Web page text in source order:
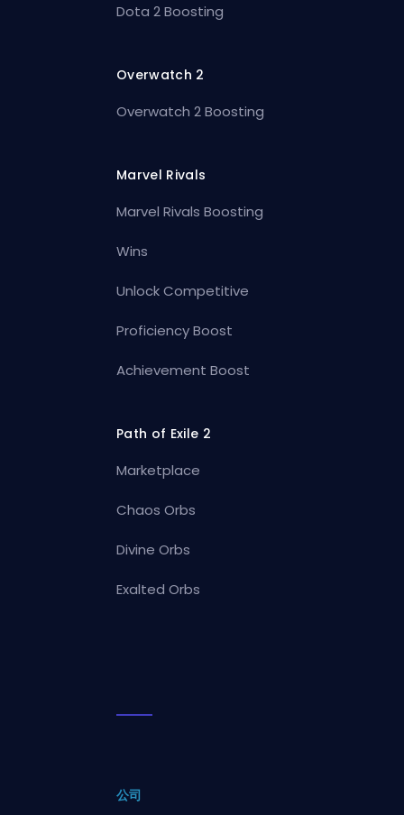
Dota 2 Boosting
Overwatch 2
Overwatch 2 Boosting
Marvel Rivals
Marvel Rivals Boosting
Wins
Unlock Competitive
Proficiency Boost
Achievement Boost
Path of Exile 2
Marketplace
Chaos Orbs
Divine Orbs
Exalted Orbs
公司